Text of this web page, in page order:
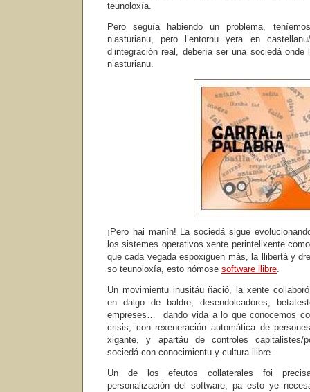
teunoloxía.
Pero seguía habiendo un problema,
n’asturianu, pero l’entornu yera en
d’integración real, debería ser una sociedá
n’asturianu.
¡Pero hai manín! La sociedá sigue
los sistemes operativos xente perintelixente
que cada vegada espoxiguen más, la llibertá y
so teunoloxía, esto nómose software llibre.
Un movimientu inusitáu ñació, la xente
en dalgo de baldre, desendolcadores,
empreses… dando vida a lo que conocemos
crisis, con rexeneración automática de
xigante, y apartáu de controles capitalistes/
sociedá con conocimientu y cultura llibre.
Un de los efeutos collaterales foi
personalización del software, pa esto ye